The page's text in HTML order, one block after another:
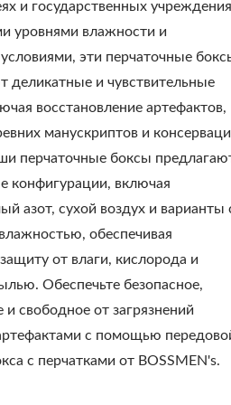
и государственных
уровнями влажности и
эти перчаточные
деликатные и чувствительные
восстановление артефактов,
манускриптов и
перчаточные боксы
конфигурации, включая
азот, сухой воздух и варианты
обеспечивая
от влаги, кислорода и
Обеспечьте безопасное,
и свободное от загрязнений
с помощью
с перчатками от BOSSMEN's.